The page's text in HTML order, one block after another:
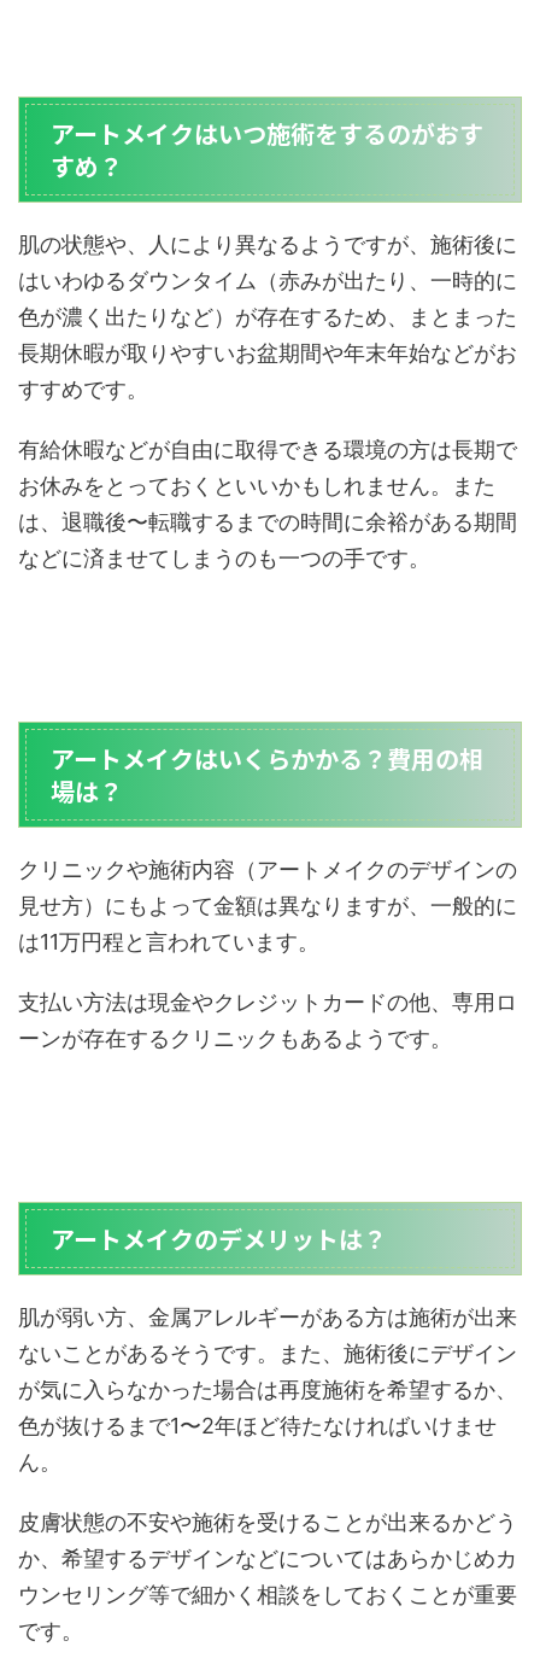
アートメイクはいつ施術をするのがおす
すめ？
肌の状態や、人により異なるようですが、施術後に
はいわゆるダウンタイム（赤みが出たり、一時的に
色が濃く出たりなど）が存在するため、まとまった
長期休暇が取りやすいお盆期間や年末年始などがお
すすめです。
有給休暇などが自由に取得できる環境の方は長期で
お休みをとっておくといいかもしれません。また
は、退職後〜転職するまでの時間に余裕がある期間
などに済ませてしまうのも一つの手です。
アートメイクはいくらかかる？費用の相
場は？
クリニックや施術内容（アートメイクのデザインの
見せ方）にもよって金額は異なりますが、一般的に
は11万円程と言われています。
支払い方法は現金やクレジットカードの他、専用ロ
ーンが存在するクリニックもあるようです。
アートメイクのデメリットは？
肌が弱い方、金属アレルギーがある方は施術が出来
ないことがあるそうです。また、施術後にデザイン
が気に入らなかった場合は再度施術を希望するか、
色が抜けるまで1〜2年ほど待たなければいけませ
ん。
皮膚状態の不安や施術を受けることが出来るかどう
か、希望するデザインなどについてはあらかじめカ
ウンセリング等で細かく相談をしておくことが重要
です。